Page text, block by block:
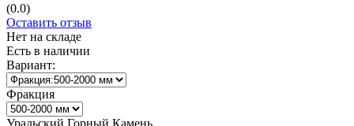
(0.0)
Оставить отзыв
Нет на складе
Есть в наличии
Вариант:
Фракция
Уральский Горный Камень